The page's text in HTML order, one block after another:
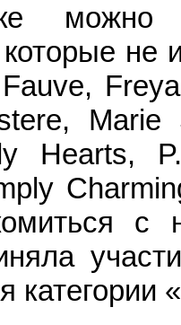
можно
которые не
Hearts,
с
категории